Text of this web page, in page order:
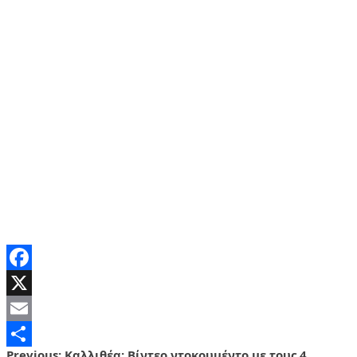
Facebook
X
Email